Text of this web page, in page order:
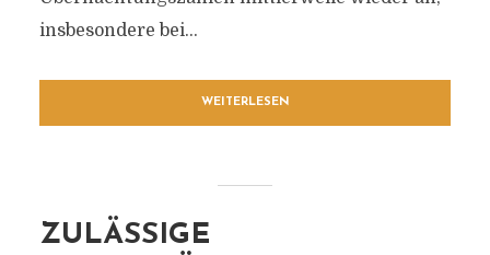
insbesondere bei...
WEITERLESEN
ZULÄSSIGE